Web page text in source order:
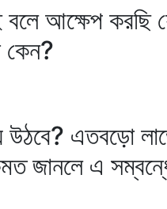
আক্ষেপ করছি
কেন?
এতবড়ো
জানলে এ